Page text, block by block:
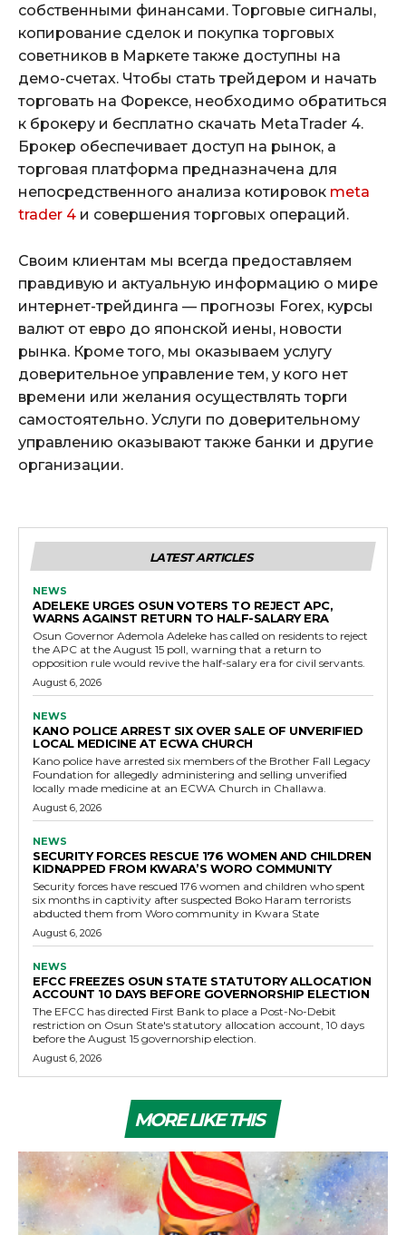
собственными финансами. Торговые сигналы,
копирование сделок и покупка торговых
советников в Маркете также доступны на
демо-счетах. Чтобы стать трейдером и начать
торговать на Форексе, необходимо обратиться
к брокеру и бесплатно скачать MetaTrader 4.
Брокер обеспечивает доступ на рынок, а
торговая платформа предназначена для
непосредственного анализа котировок meta
trader 4 и совершения торговых операций.
Своим клиентам мы всегда предоставляем
правдивую и актуальную информацию о мире
интернет-трейдинга — прогнозы Forex, курсы
валют от евро до японской иены, новости
рынка. Кроме того, мы оказываем услугу
доверительное управление тем, у кого нет
времени или желания осуществлять торги
самостоятельно. Услуги по доверительному
управлению оказывают также банки и другие
организации.
LATEST ARTICLES
NEWS
ADELEKE URGES OSUN VOTERS TO REJECT APC,
WARNS AGAINST RETURN TO HALF-SALARY ERA
Osun Governor Ademola Adeleke has called on residents to reject
the APC at the August 15 poll, warning that a return to
opposition rule would revive the half-salary era for civil servants.
August 6, 2026
NEWS
KANO POLICE ARREST SIX OVER SALE OF UNVERIFIED
LOCAL MEDICINE AT ECWA CHURCH
Kano police have arrested six members of the Brother Fall Legacy
Foundation for allegedly administering and selling unverified
locally made medicine at an ECWA Church in Challawa.
August 6, 2026
NEWS
SECURITY FORCES RESCUE 176 WOMEN AND CHILDREN
KIDNAPPED FROM KWARA’S WORO COMMUNITY
Security forces have rescued 176 women and children who spent
six months in captivity after suspected Boko Haram terrorists
abducted them from Woro community in Kwara State
August 6, 2026
NEWS
EFCC FREEZES OSUN STATE STATUTORY ALLOCATION
ACCOUNT 10 DAYS BEFORE GOVERNORSHIP ELECTION
The EFCC has directed First Bank to place a Post-No-Debit
restriction on Osun State's statutory allocation account, 10 days
before the August 15 governorship election.
August 6, 2026
MORE LIKE THIS